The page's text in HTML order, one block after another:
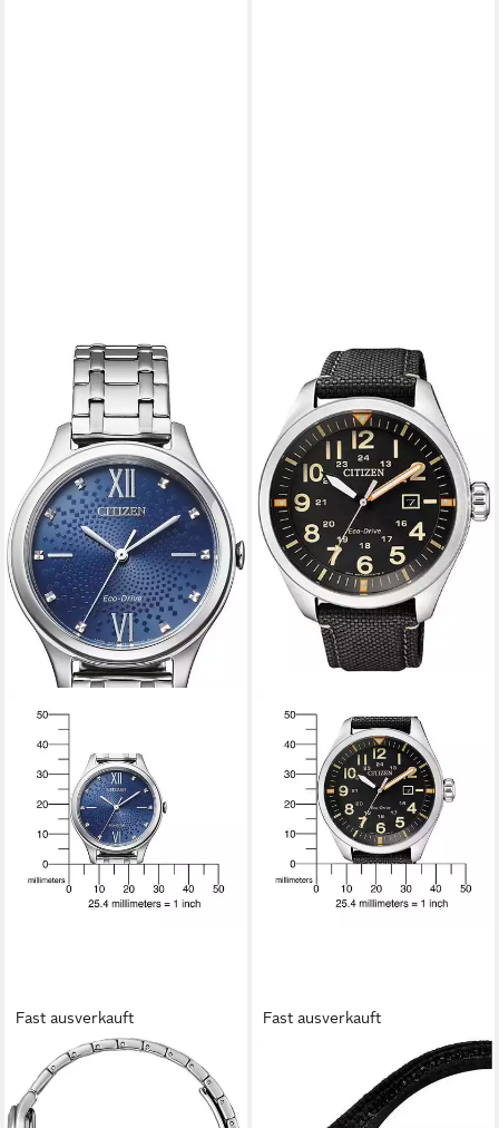
Fast ausverkauft
CITIZEN
Solaruhr EM0500-73L,
Armbanduhr, Damenuhr,
Fast ausverkauft
Solaruhr AW5000-24E,
Armbanduhr, Herrenuhr,